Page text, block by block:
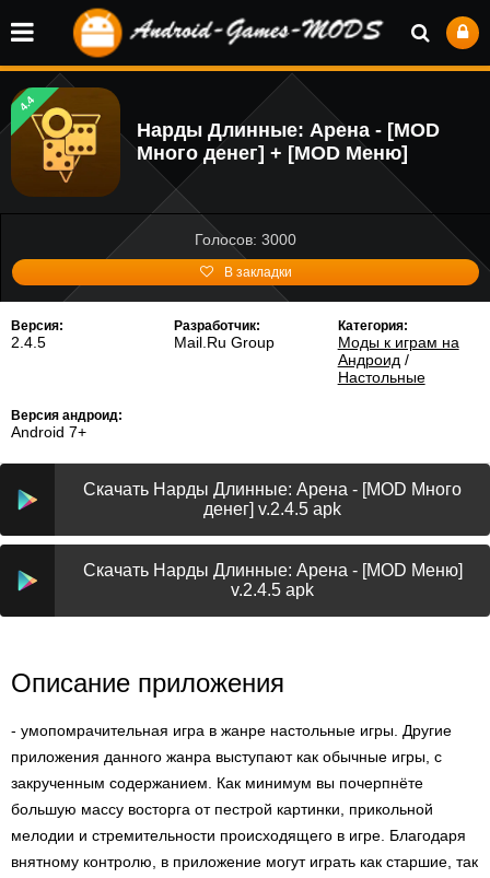
4.4
Нарды Длинные: Арена - [MOD
Много денег] + [MOD Меню]
Голосов: 3000
В закладки
Версия:
2.4.5
Разработчик:
Mail.Ru Group
Категория:
Моды к играм на
Андроид /
Настольные
Версия андроид:
Android 7+
Скачать Нарды Длинные: Арена - [MOD Много
денег] v.2.4.5 apk
Скачать Нарды Длинные: Арена - [MOD Меню]
v.2.4.5 apk
Описание приложения
- умопомрачительная игра в жанре настольные игры. Другие
приложения данного жанра выступают как обычные игры, с
закрученным содержанием. Как минимум вы почерпнёте
большую массу восторга от пестрой картинки, прикольной
мелодии и стремительности происходящего в игре. Благодаря
внятному контролю, в приложение могут играть как старшие, так